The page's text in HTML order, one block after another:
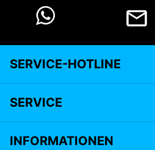
SERVICE-HOTLINE
SERVICE
INFORMATIONEN